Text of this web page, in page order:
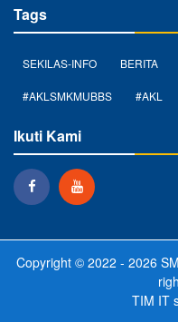
Tags
SEKILAS-INFO BERITA
#AKLSMKMUBBS #AKL
Ikuti Kami
Copyright © 2022 - 2026
TIM IT